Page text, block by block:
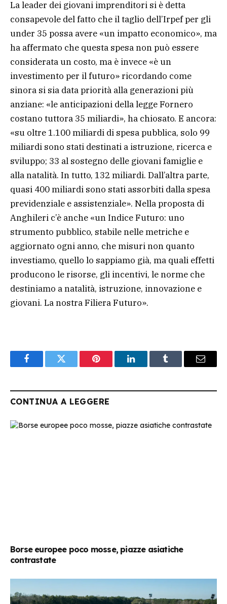
La leader dei giovani imprenditori si è detta
consapevole del fatto che il taglio dell’Irpef per gli
under 35 possa avere «un impatto economico», ma
ha affermato che questa spesa non può essere
considerata un costo, ma è invece «è un
investimento per il futuro» ricordando come
sinora si sia data priorità alla generazioni più
anziane: «le anticipazioni della legge Fornero
costano tuttora 35 miliardi», ha chiosato. E ancora:
«su oltre 1.100 miliardi di spesa pubblica, solo 99
miliardi sono stati destinati a istruzione, ricerca e
sviluppo; 33 al sostegno delle giovani famiglie e
alla natalità. In tutto, 132 miliardi. Dall’altra parte,
quasi 400 miliardi sono stati assorbiti dalla spesa
previdenziale e assistenziale». Nella proposta di
Anghileri c’è anche «un Indice Futuro: uno
strumento pubblico, stabile nelle metriche e
aggiornato ogni anno, che misuri non quanto
investiamo, quello lo sappiamo già, ma quali effetti
producono le risorse, gli incentivi, le norme che
destiniamo a natalità, istruzione, innovazione e
giovani. La nostra Filiera Futuro».
FacebookTwitter Pinterest LinkedInTumblr Email
CONTINUA A LEGGERE
Borse europee poco mosse, piazze asiatiche
contrastate